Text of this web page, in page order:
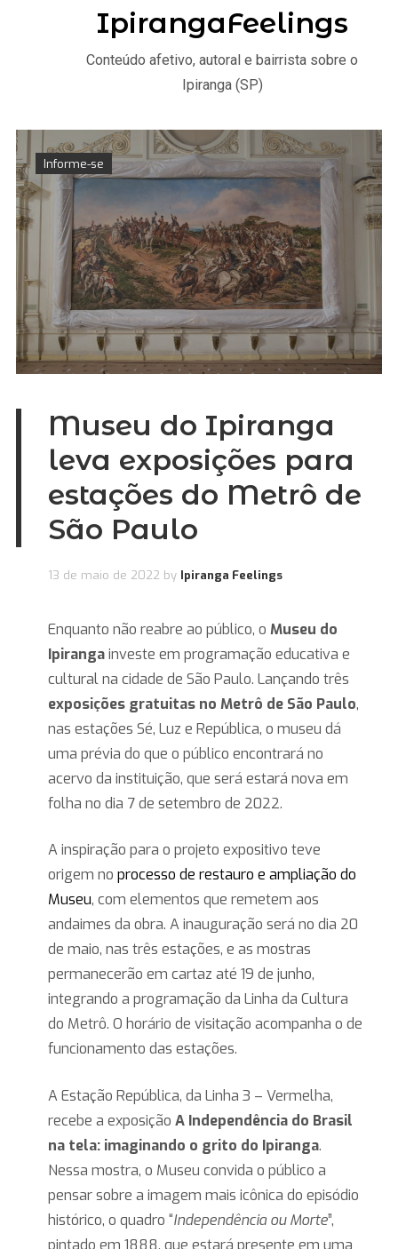
Informe-se
Museu do Ipiranga
leva exposições para
estações do Metrô de
São Paulo
13 de maio de 2022 by Ipiranga Feelings
Enquanto não reabre ao público, o Museu do
Ipirangainveste em programação educativa e
cultural na cidade de São Paulo. Lançando três
exposições gratuitas no Metrô de São Paulo,
nas estações Sé, Luz e República, o museu dá
uma prévia do que o público encontrará no
acervo da instituição, que será estará nova em
folha no dia 7 de setembro de 2022.
A inspiração para o projeto expositivo teve
origem no processo de restauro e ampliação do
Museu, com elementos que remetem aos
andaimes da obra. A inauguração será no dia 20
de maio, nas três estações, e as mostras
permanecerão em cartaz até 19 de junho,
integrando a programação da Linha da Cultura
do Metrô. O horário de visitação acompanha o de
funcionamento das estações.
A Estação República, da Linha 3 – Vermelha,
recebe a exposição A Independência do Brasil
na tela: imaginando o grito do Ipiranga.
Nessa mostra, o Museu convida o público a
pensar sobre a imagem mais icônica do episódio
histórico, o quadro “Independência ou Morte”,
pintado em 1888, que estará presente em uma
IpirangaFeelings
Conteúdo afetivo, autoral e bairrista sobre o
Ipiranga (SP)